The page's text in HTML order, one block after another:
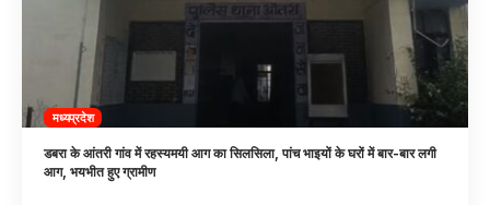
मध्यप्रदेश
डबरा के आंतरी गांव में रहस्यमयी आग का सिलसिला, पांच भाइयों के घरों में बार-बार लगी
आग, भयभीत हुए ग्रामीण